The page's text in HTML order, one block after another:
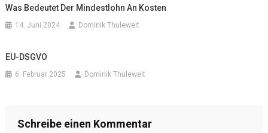
Was Bedeutet Der Mindestlohn An Kosten
14. Juni 2024 Dominik Thuleweit
EU-DSGVO
6. Februar 2025 Dominik Thuleweit
Schreibe einen Kommentar